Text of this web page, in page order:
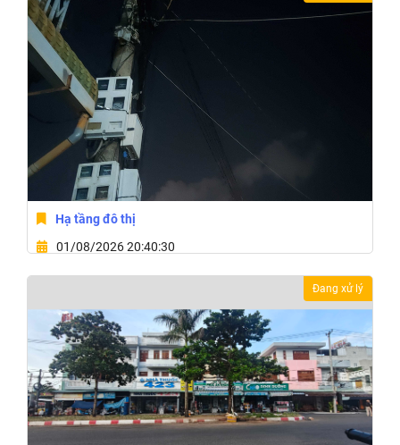
Hạ tầng đô thị
01/08/2026 20:40:30
Phường Buôn Ma Thuột, Tỉnh Đắk Lắk
Đang xử lý